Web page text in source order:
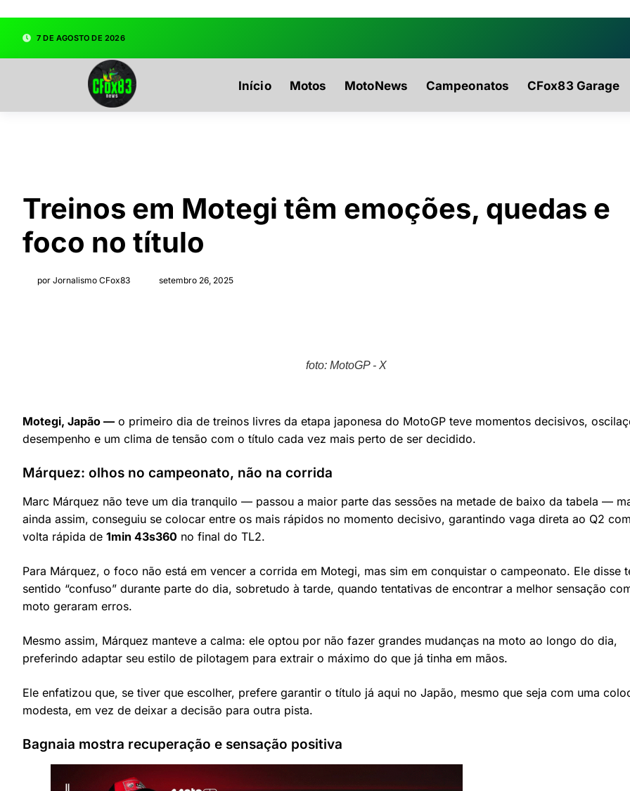
7 DE AGOSTO DE 2026
Início Motos MotoNews Campeonatos CFox83 Garage
Treinos em Motegi têm emoções, quedas e
foco no título
por Jornalismo CFox83 setembro 26, 2025
foto: MotoGP - X
Motegi, Japão — o primeiro dia de treinos livres da etapa japonesa do MotoGP teve momentos decisivos,
desempenho e um clima de tensão com o título cada vez mais perto de ser decidido.
Márquez: olhos no campeonato, não na corrida
Marc Márquez não teve um dia tranquilo — passou a maior parte das sessões na metade de baixo da tabela —
ainda assim, conseguiu se colocar entre os mais rápidos no momento decisivo, garantindo vaga direta ao Q2
volta rápida de 1min 43s360 no final do TL2.
Para Márquez, o foco não está em vencer a corrida em Motegi, mas sim em conquistar o campeonato. Ele disse
sentido “confuso” durante parte do dia, sobretudo à tarde, quando tentativas de encontrar a melhor sensação
moto geraram erros.
Mesmo assim, Márquez manteve a calma: ele optou por não fazer grandes mudanças na moto ao longo do dia,
preferindo adaptar seu estilo de pilotagem para extrair o máximo do que já tinha em mãos.
Ele enfatizou que, se tiver que escolher, prefere garantir o título já aqui no Japão, mesmo que seja com uma
modesta, em vez de deixar a decisão para outra pista.
Bagnaia mostra recuperação e sensação positiva